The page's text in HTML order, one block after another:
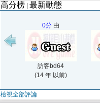
高分榜 最新動態
0分 由
訪客bd64
(14 年 以前)
檢視全部評論